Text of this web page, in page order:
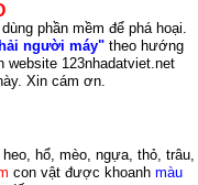
phần mềm để phá hoại.
người máy"theo hướng
website 123nhadatviet.net
Xin cám ơn.
hổ, mèo, ngựa, thỏ, trâu,
con vật được khoanh màu